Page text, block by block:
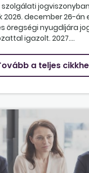
2026. december 26-án
öregségi nyugdíjára
igazolt. 2027....
a teljes